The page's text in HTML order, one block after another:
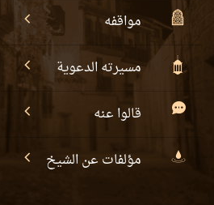
مواقفه
مسيرته الدعوية
قالوا عنه
مؤلفات عن الشيخ